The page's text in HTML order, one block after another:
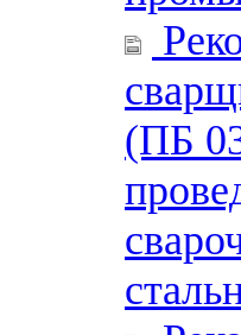
(ПБ